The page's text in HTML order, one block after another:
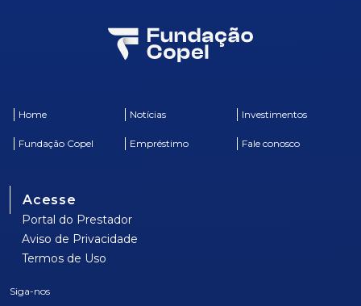
Home Notícias Investimentos
Fundação Copel Empréstimo Fale conosco
Acesse
Portal do Prestador
Aviso de Privacidade
Termos de Uso